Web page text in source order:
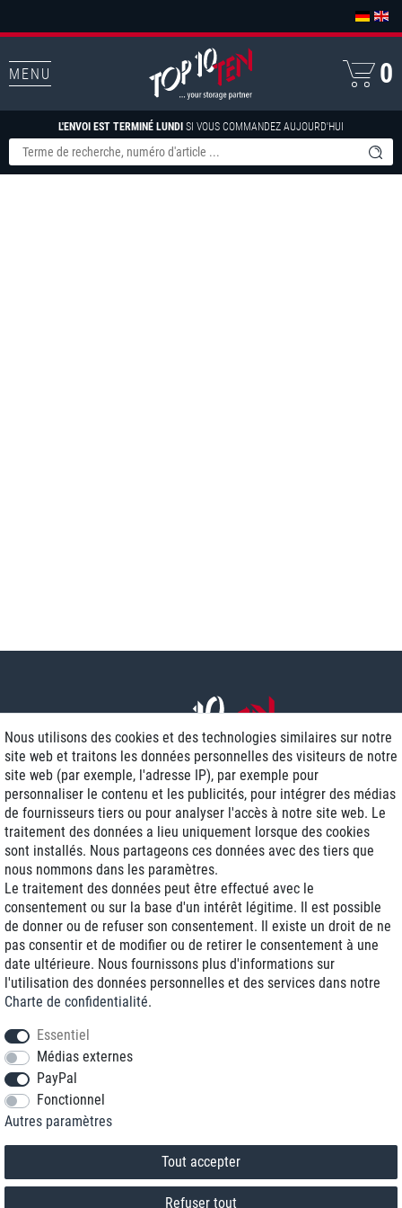
MENU
L'ENVOI EST TERMINÉ LUNDI SI VOUS COMMANDEZ AUJOURD'HUI
0
Livraison J+1
Frais d'expédition réduits
Reconditionnée avec garantie
+33 1 70 99 07 94 *
* Vous pouvez nous joindre aux tarifs locaux du lundi au vendredi de 9h à 18h.
Nous utilisons des cookies et des technologies similaires sur notre
site web et traitons les données personnelles des visiteurs de notre
site web (par exemple, l'adresse IP), par exemple pour
personnaliser le contenu et les publicités, pour intégrer des médias
de fournisseurs tiers ou pour analyser l'accès à notre site web. Le
traitement des données a lieu uniquement lorsque des cookies
sont installés. Nous partageons ces données avec des tiers que
nous nommons dans les paramètres.
Le traitement des données peut être effectué avec le
consentement ou sur la base d'un intérêt légitime. Il est possible
de donner ou de refuser son consentement. Il existe un droit de ne
pas consentir et de modifier ou de retirer le consentement à une
date ultérieure. Nous fournissons plus d'informations sur
l'utilisation des données personnelles et des services dans notre
Charte de confidentialité.
Essentiel
Médias externes
PayPal
Fonctionnel
Autres paramètres
Tout accepter
Refuser tout